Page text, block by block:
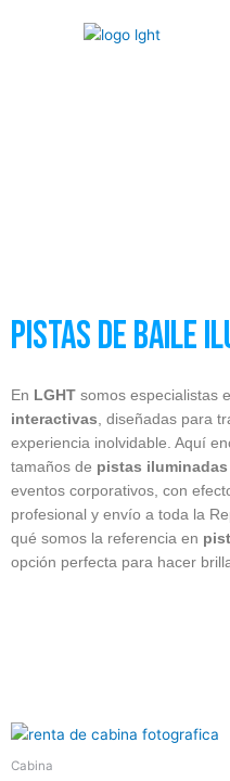
Pistas de baile
En LGHT somos especialistas
interactivas, diseñadas para
experiencia inolvidable. Aquí
tamaños de pistas iluminadas
eventos corporativos, con
profesional y envío a toda la
qué somos la referencia en
opción perfecta para hacer
Cabina